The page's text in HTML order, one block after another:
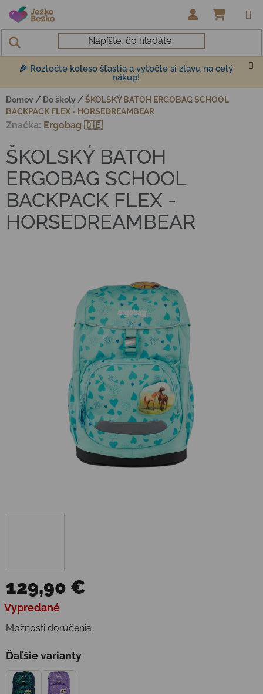
Prejsť na obsah
🎉 Roztočte koleso šťastia a vytočte si zľavu na celý
nákup!
Domov / Do školy / ŠKOLSKÝ BATOH ERGOBAG SCHOOL
BACKPACK FLEX - HORSEDREAMBEAR
129,90 €
Jednotková cena:
Vypredané
Možnosti doručenia
Ďaľšie varianty
ŠKOLSKÝ BATOH
ERGOBAG SCHOOL
BACKPACK FLEX -
HORSEDREAMBEAR
Značka: Ergobag 🇩🇪